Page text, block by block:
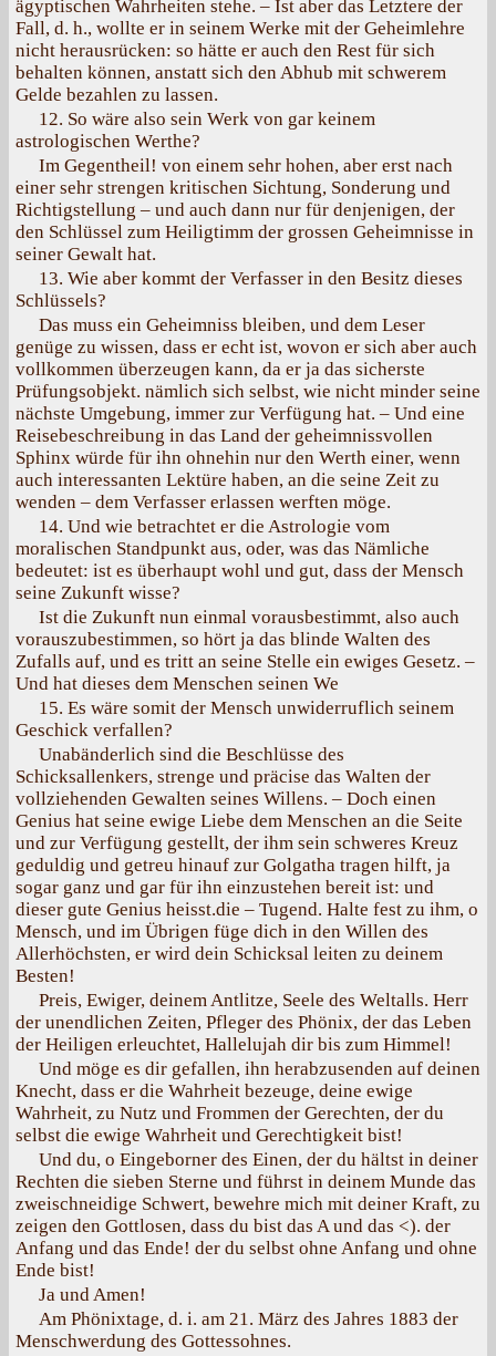
ägyptischen Wahrheiten stehe. – Ist aber das Letztere der
Fall, d. h., wollte er in seinem Werke mit der Geheimlehre
nicht herausrücken: so hätte er auch den Rest für sich
behalten können, anstatt sich den Abhub mit schwerem
Gelde bezahlen zu lassen.
12. So wäre also sein Werk von gar keinem
astrologischen Werthe?
Im Gegentheil! von einem sehr hohen, aber erst nach
einer sehr strengen kritischen Sichtung, Sonderung und
Richtigstellung – und auch dann nur für denjenigen, der
den Schlüssel zum Heiligtimm der grossen Geheimnisse in
seiner Gewalt hat.
13. Wie aber kommt der Verfasser in den Besitz dieses
Schlüssels?
Das muss ein Geheimniss bleiben, und dem Leser
genüge zu wissen, dass er echt ist, wovon er sich aber auch
vollkommen überzeugen kann, da er ja das sicherste
Prüfungsobjekt. nämlich sich selbst, wie nicht minder seine
nächste Umgebung, immer zur Verfügung hat. – Und eine
Reisebeschreibung in das Land der geheimnissvollen
Sphinx würde für ihn ohnehin nur den Werth einer, wenn
auch interessanten Lektüre haben, an die seine Zeit zu
wenden – dem Verfasser erlassen werften möge.
14. Und wie betrachtet er die Astrologie vom
moralischen Standpunkt aus, oder, was das Nämliche
bedeutet: ist es überhaupt wohl und gut, dass der Mensch
seine Zukunft wisse?
Ist die Zukunft nun einmal vorausbestimmt, also auch
vorauszubestimmen, so hört ja das blinde Walten des
Zufalls auf, und es tritt an seine Stelle ein ewiges Gesetz. –
Und hat dieses dem Menschen seinen We
15. Es wäre somit der Mensch unwiderruflich seinem
Geschick verfallen?
Unabänderlich sind die Beschlüsse des
Schicksallenkers, strenge und präcise das Walten der
vollziehenden Gewalten seines Willens. – Doch einen
Genius hat seine ewige Liebe dem Menschen an die Seite
und zur Verfügung gestellt, der ihm sein schweres Kreuz
geduldig und getreu hinauf zur Golgatha tragen hilft, ja
sogar ganz und gar für ihn einzustehen bereit ist: und
dieser gute Genius heisst.die – Tugend. Halte fest zu ihm, о
Mensch, und im Übrigen füge dich in den Willen des
Allerhöchsten, er wird dein Schicksal leiten zu deinem
Besten!
Preis, Ewiger, deinem Antlitze, Seele des Weltalls. Herr
der unendlichen Zeiten, Pfleger des Phönix, der das Leben
der Heiligen erleuchtet, Hallelujah dir bis zum Himmel!
Und möge es dir gefallen, ihn herabzusenden auf deinen
Knecht, dass er die Wahrheit bezeuge, deine ewige
Wahrheit, zu Nutz und Frommen der Gerechten, der du
selbst die ewige Wahrheit und Gerechtigkeit bist!
Und du, о Eingeborner des Einen, der du hältst in deiner
Rechten die sieben Sterne und führst in deinem Munde das
zweischneidige Schwert, bewehre mich mit deiner Kraft, zu
zeigen den Gottlosen, dass du bist das A und das <). der
Anfang und das Ende! der du selbst ohne Anfang und ohne
Ende bist!
Ja und Amen!
Am Phönixtage, d. i. am 21. März des Jahres 1883 der
Menschwerdung des Gottessohnes.